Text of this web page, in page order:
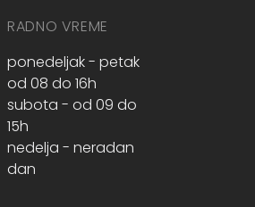
RADNO VREME
ponedeljak - petak
od 08 do 16h
subota - od 09 do
15h
nedelja - neradan
dan